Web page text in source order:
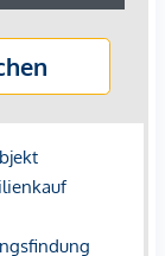
Broker